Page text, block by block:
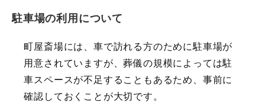
駐車場の利用について
町屋斎場には、車で訪れる方のために駐車場が
用意されていますが、葬儀の規模によっては駐
車スペースが不足することもあるため、事前に
確認しておくことが大切です。